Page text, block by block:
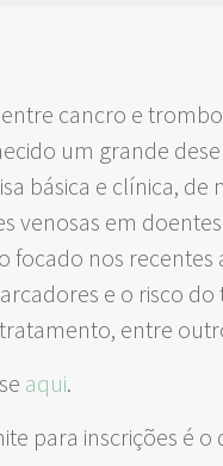
cancro e
um grande
básica e clínica,
venosas em
focado nos recentes
e o risco
entre
aqui.
para inscrições é o